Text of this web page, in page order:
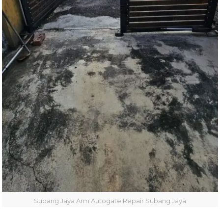
Subang Jaya Arm Autogate Repair Subang Jaya